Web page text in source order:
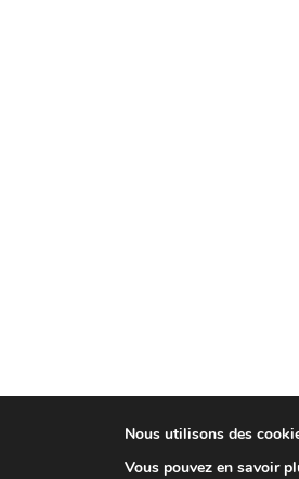
Nous utilisons des
Vous pouvez en savoir